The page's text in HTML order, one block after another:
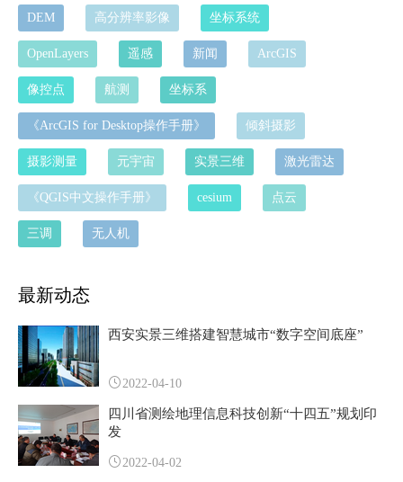
DEM 高分辨率影像 坐标系统
OpenLayers 遥感 新闻 ArcGIS
像控点 航测 坐标系
《ArcGIS for Desktop操作手册》 倾斜摄影
摄影测量 元宇宙 实景三维 激光雷达
《QGIS中文操作手册》 cesium 点云
三调 无人机
最新动态
西安实景三维搭建智慧城市“数字空间底座”
2022-04-10
四川省测绘地理信息科技创新“十四五”规划印
发
2022-04-02